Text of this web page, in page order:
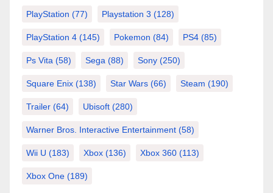
PlayStation (77) Playstation 3 (128)
PlayStation 4 (145) Pokemon (84) PS4 (85)
Ps Vita (58) Sega (88) Sony (250)
Square Enix (138) Star Wars (66) Steam (190)
Trailer (64) Ubisoft (280)
Warner Bros. Interactive Entertainment (58)
Wii U (183) Xbox (136) Xbox 360 (113)
Xbox One (189)